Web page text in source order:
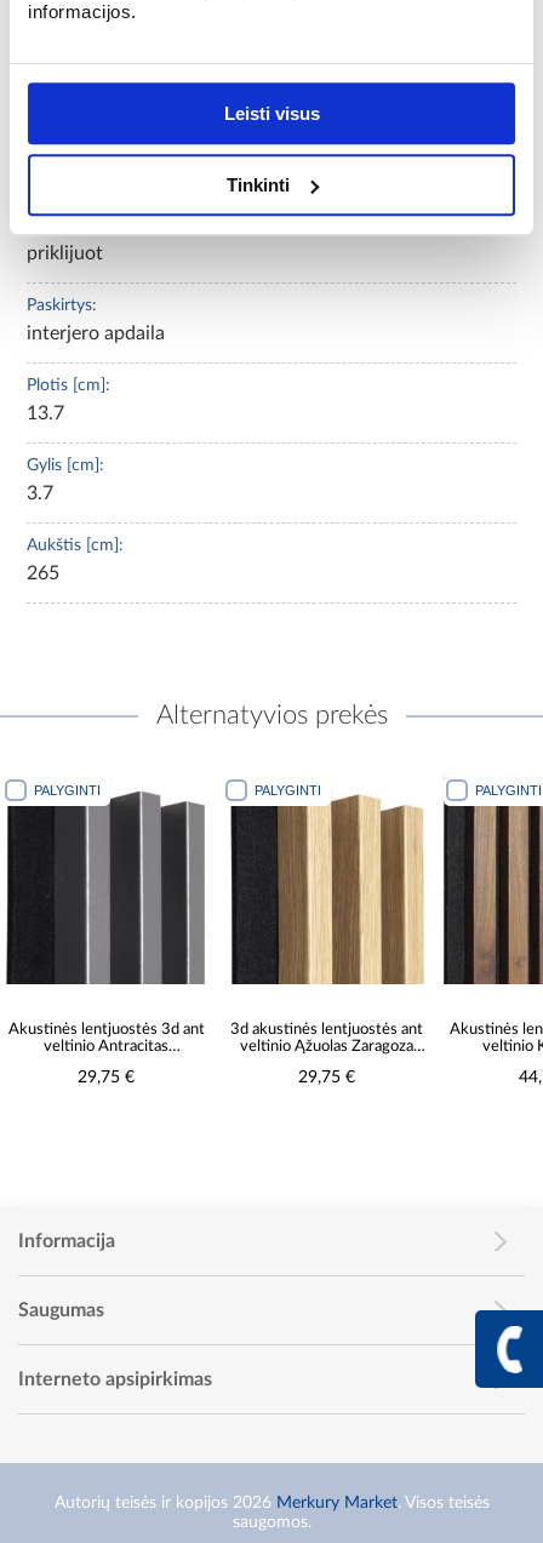
informacijos.
Leisti visus
Tinkinti
uosis
Spalvų gama:
Vienetų skaičius pakuotėje:
priklijuot
Paskirtys:
interjero apdaila
Plotis [cm]:
13.7
Gylis [cm]:
3.7
Aukštis [cm]:
265
Alternatyvios prekės
lentjuostės 3d ant
Antracitas
3d akustinės lentjuostės ant
veltinio Ąžuolas Zaragoza
Akustinės lentjuostės
veltinio Kolumbijos
Informacija
Saugumas
Interneto apsipirkimas
Autorių teisės ir kopijos 2026 Merkury Market. Visos teisės
saugomos.
+370 617
Info linija I - V 9:00 -